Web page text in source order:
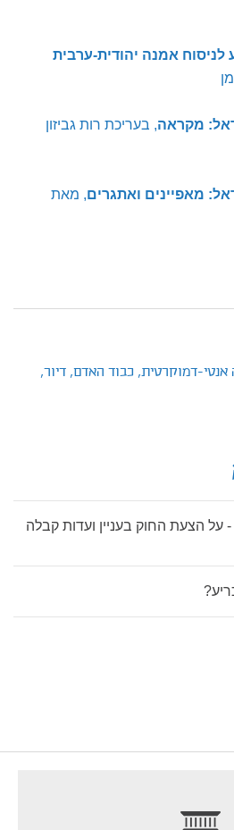
אמנה יהודית-ערבית
מקראה, בעריכת רות גביזון
מאפיינים ואתגרים, מאת
אנטי-דמוקרטית, כבוד האדם, דיור,
- על הצעת החוק בעניין ועדות קבלה